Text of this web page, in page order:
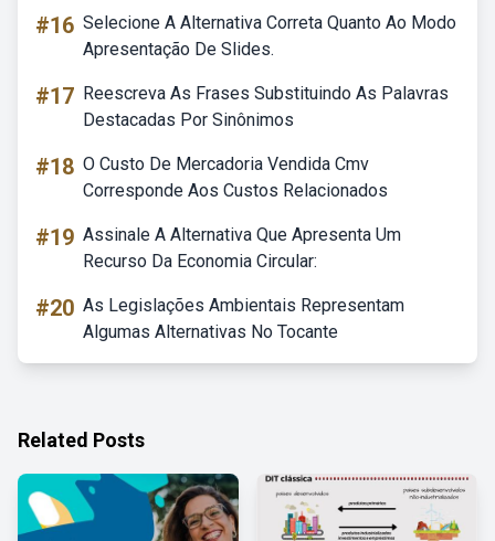
#16 Selecione A Alternativa Correta Quanto Ao Modo
Apresentação De Slides.
#17 Reescreva As Frases Substituindo As Palavras
Destacadas Por Sinônimos
#18 O Custo De Mercadoria Vendida Cmv
Corresponde Aos Custos Relacionados
#19 Assinale A Alternativa Que Apresenta Um
Recurso Da Economia Circular:
#20 As Legislações Ambientais Representam
Algumas Alternativas No Tocante
Related Posts